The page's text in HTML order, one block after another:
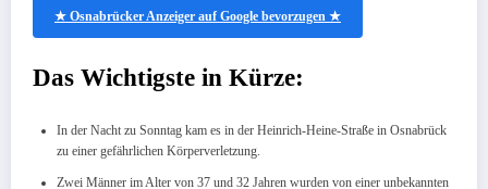
★ Osnabrücker Anzeiger auf Google bevorzugen ★
Das Wichtigste in Kürze:
In der Nacht zu Sonntag kam es in der Heinrich-Heine-Straße in Osnabrück
zu einer gefährlichen Körperverletzung.
Zwei Männer im Alter von 37 und 32 Jahren wurden von einer unbekannten